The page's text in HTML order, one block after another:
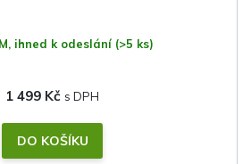
ihned k odeslání (>5 ks)
1 499 Kč
DO KOŠÍKU